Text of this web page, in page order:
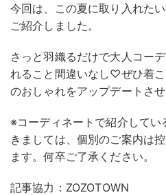
今回は、この夏に取り入れた
ご紹介しました。
さっと羽織るだけで大人コー
れること間違いなし♡ぜひ着
のおしゃれをアップデートさせ
※コーディネートで紹介して
きましては、個別のご案内は
ます。何卒ご了承ください。
記事協力：ZOZOTOWN